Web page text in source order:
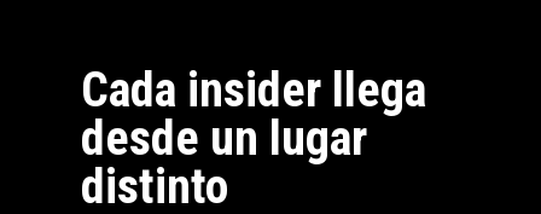
Cada insider llega
desde un lugar
distinto